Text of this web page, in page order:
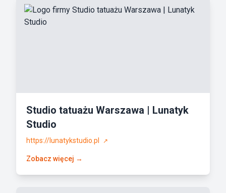
Studio tatuażu Warszawa | Lunatyk
Studio
https://lunatykstudio.pl ↗
Zobacz więcej →